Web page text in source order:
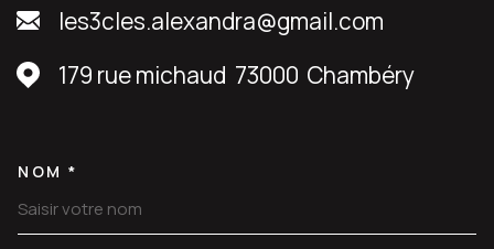
les3cles.alexandra@gmail.com
179 rue michaud 73000 Chambéry
NOM *